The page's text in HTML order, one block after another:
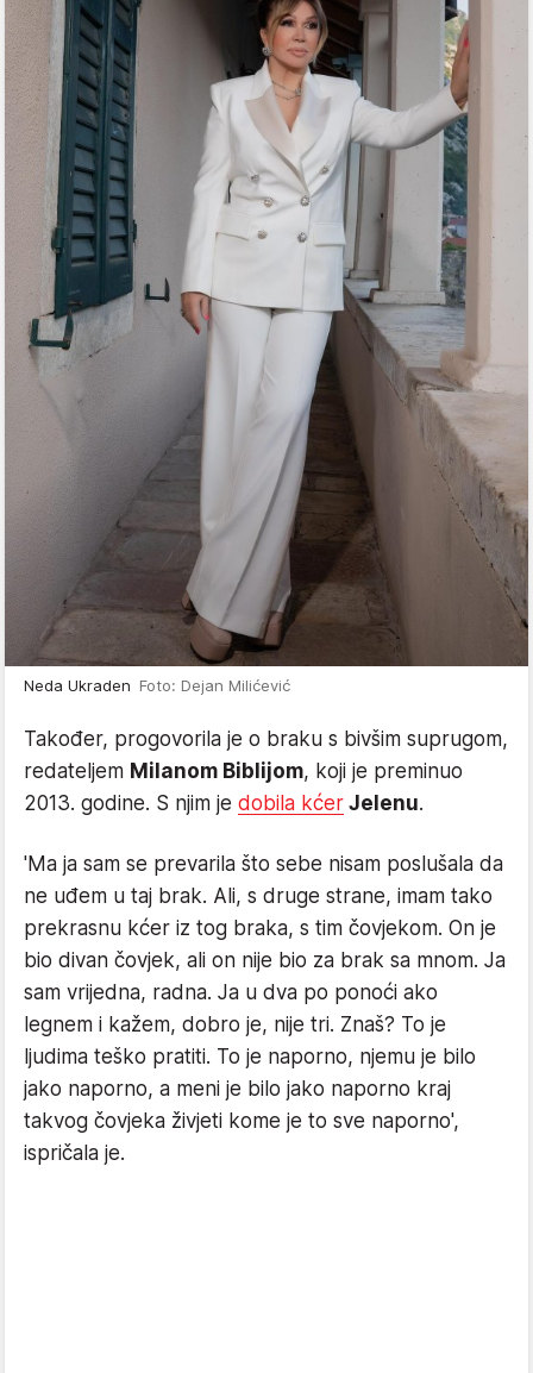
Neda Ukraden Foto: Dejan Milićević
Također, progovorila je o braku s bivšim suprugom,
redateljem Milanom Biblijom, koji je preminuo
2013. godine. S njim je dobila kćer Jelenu.
'Ma ja sam se prevarila što sebe nisam poslušala da
ne uđem u taj brak. Ali, s druge strane, imam tako
prekrasnu kćer iz tog braka, s tim čovjekom. On je
bio divan čovjek, ali on nije bio za brak sa mnom. Ja
sam vrijedna, radna. Ja u dva po ponoći ako
legnem i kažem, dobro je, nije tri. Znaš? To je
ljudima teško pratiti. To je naporno, njemu je bilo
jako naporno, a meni je bilo jako naporno kraj
takvog čovjeka živjeti kome je to sve naporno',
ispričala je.